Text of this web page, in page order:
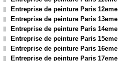
Entreprise de peinture Paris 12eme
Entreprise de peinture Paris 13eme
Entreprise de peinture Paris 14eme
Entreprise de peinture Paris 15eme
Entreprise de peinture Paris 16eme
Entreprise de peinture Paris 17eme